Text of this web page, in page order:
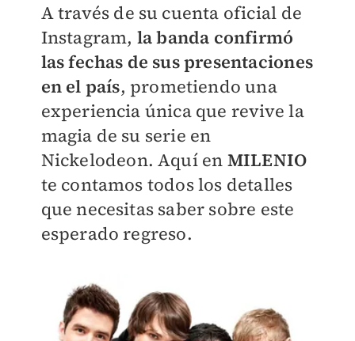
A través de su cuenta oficial de
Instagram, la banda confirmó
las fechas de sus presentaciones
en el país, prometiendo una
experiencia única que revive la
magia de su serie en
Nickelodeon. Aquí en MILENIO
te contamos todos los detalles
que necesitas saber sobre este
esperado regreso.